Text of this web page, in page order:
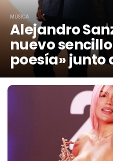
MÚSICA
Alejandro
nuevo
poesía» junto